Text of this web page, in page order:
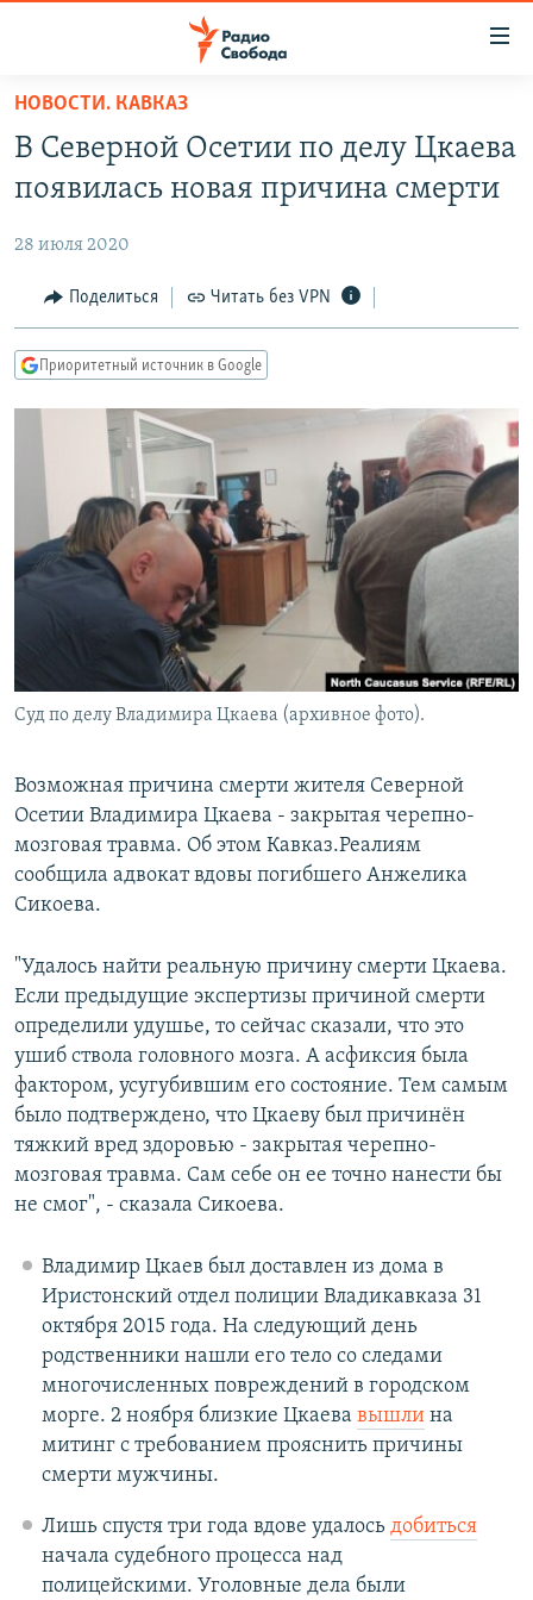
упрощенного
доступа
основному
Вернутся
главной
навигации
Вернутся
поиску
ПОДКАСТЫ
ЦИТАТЫ СВОБОДЫ
МНЕНИЯ
IDEL.РЕАЛИИ
КАВКАЗ.РЕАЛИИ
СЕВЕР.РЕАЛИИ
СИБИРЬ.РЕАЛИИ
РАСПИСАНИЕ ВЕЩАНИЯ
ПОДПИШИТЕСЬ НА РАССЫЛКУ
СОЦИАЛЬНЫЕ СЕТИ
Все сайты РСЕ/РС
НОВОСТИ. КАВКАЗ
В Северной Осетии по делу Цкаева
появилась новая причина смерти
28 июля 2020
Поделиться Читать без VPN
Приоритетный источник в Google
Суд по делу Владимира Цкаева (архивное фото).
Возможная причина смерти жителя Северной
Осетии Владимира Цкаева - закрытая черепно-
мозговая травма. Об этом Кавказ.Реалиям
сообщила адвокат вдовы погибшего Анжелика
Сикоева.
"Удалось найти реальную причину смерти Цкаева.
Если предыдущие экспертизы причиной смерти
определили удушье, то сейчас сказали, что это
ушиб ствола головного мозга. А асфиксия была
фактором, усугубившим его состояние. Тем самым
было подтверждено, что Цкаеву был причинён
тяжкий вред здоровью - закрытая черепно-
мозговая травма. Сам себе он ее точно нанести бы
не смог", - сказала Сикоева.
Владимир Цкаев был доставлен из дома в
Иристонский отдел полиции Владикавказа 31
октября 2015 года. На следующий день
родственники нашли его тело со следами
многочисленных повреждений в городском
морге. 2 ноября близкие Цкаева вышлина
митинг с требованием прояснить причины
смерти мужчины.
Лишь спустя три года вдове удалось добиться
начала судебного процесса над
полицейскими. Уголовные дела были